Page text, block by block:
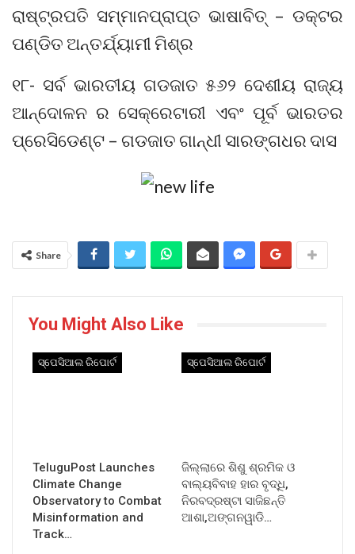
ରାଷ୍ଟ୍ରପତି ସମ୍ମାନପ୍ରାପ୍ତ ଭାଷାବିତ୍ – ଡକ୍ଟର
ପଣ୍ଡିତ ଅନ୍ତର୍ଯ୍ୟାମୀ ମିଶ୍ର
୧୮- ସର୍ବ ଭାରତୀୟ ଗଡଜାତ ୫୬୨ ଦେଶୀୟ ରାଜ୍ୟ
ଆନ୍ଦୋଳନ ର ସେକ୍ରେଟାରୀ ଏବଂ ପୂର୍ବ ଭାରତର
ପ୍ରେସିଡେଣ୍ଟ – ଗଡଜାତ ଗାନ୍ଧୀ ସାରଙ୍ଗଧର ଦାସ
Share
You Might Also Like
ସ୍ପେସିଆଲ ରିପୋର୍ଟ
TeluguPost Launches
Climate Change
Observatory to Combat
Misinformation and
Track…
ସ୍ପେସିଆଲ ରିପୋର୍ଟ
ଜିଲ୍ଲାରେ ଶିଶୁ ଶ୍ରମିକ ଓ
ବାଲ୍ୟବିବାହ ହାର ବୃଦ୍ଧି,
ନିରବଦ୍ରଷ୍ଟା ସାଜିଛନ୍ତି
ଆଶା,ଅଙ୍ଗନୱାଡି…